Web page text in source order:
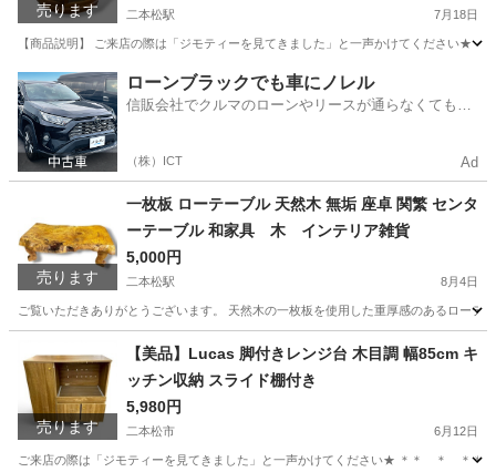
売ります 二本松駅 7月18日
【商品説明】 ご来店の際は「ジモティーを見てきました」と一声かけてください
福島 二本松市 二本松駅 収納家具 レトロ
ローンブラックでも車にノレル
信販会社でクルマのローンやリースが通らなくてもク
（株）ICT Ad
売ります
一枚板 ローテーブル 天然木 無垢 座卓 関繁 センタ
ーテーブル 和家具 木 インテリア雑貨
5,000円
二本松駅 8月4日
ご覧いただきありがとうございます。 天然木の一枚板を使用した重厚感のあるロー
二本松駅 インテリア雑貨/小物 天然
売ります
【美品】Lucas 脚付きレンジ台 木目調 幅85cm キ
ッチン収納 スライド棚付き
5,980円
二本松市 6月12日
ご来店の際は「ジモティーを見てきました」と一声かけてください★ ＊＊ ＊ ＊＊